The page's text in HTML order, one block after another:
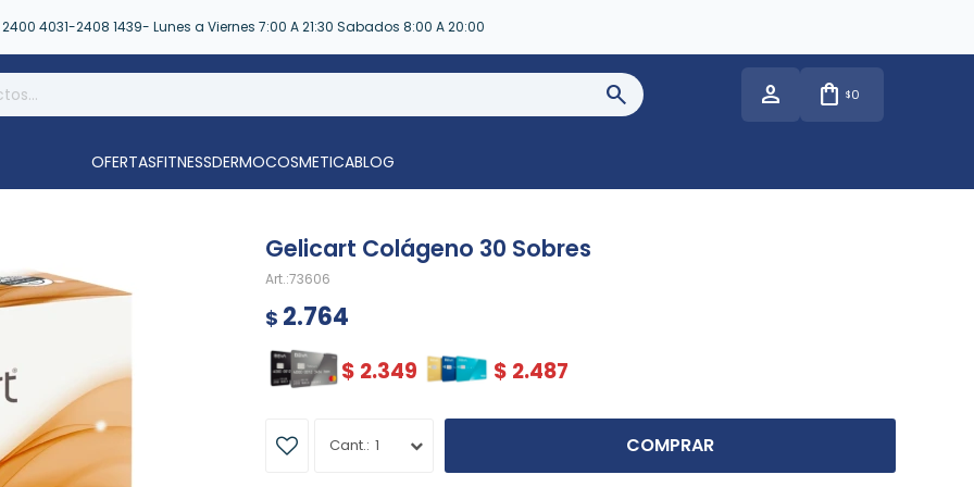
2400 4031-2408 1439- Lunes a Viernes 7:00 A 21:30 Sabados 8:00 A 20:00
$0
OFERTASFITNESSDERMOCOSMETICABLOG
Gelicart Colágeno 30 Sobres
73606
$ 2.764
$ 2.349 $ 2.487
1 COMPRAR